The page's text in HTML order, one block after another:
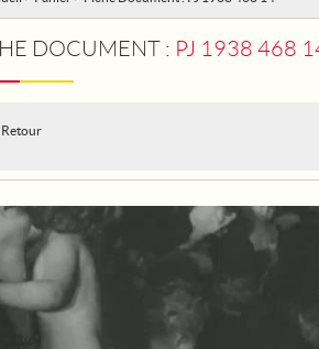
DOCUMENT : PJ 1938 468
Retour